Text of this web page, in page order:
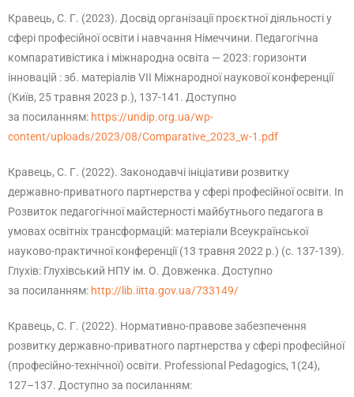
Кравець, С. Г. (2023). Досвід організації проєктної діяльності у
сфері професійної освіти і навчання Німеччини. Педагогічна
компаративістика і міжнародна освіта — 2023: горизонти
інновацій : зб. матеріалів VІІ Міжнародної наукової конференції
(Київ, 25 травня 2023 р.), 137-141. Доступно
за посиланням: https://undip.org.ua/wp-
content/uploads/2023/08/Comparative_2023_w-1.pdf
Кравець, С. Г. (2022). Законодавчі ініціативи розвитку
державно-приватного партнерства у сфері професійної освіти. In
Розвиток педагогічної майстерності майбутнього педагога в
умовах освітніх трансформацій: матеріали Всеукраїнської
науково-практичної конференції (13 травня 2022 р.) (с. 137-139).
Глухів: Глухівський НПУ ім. О. Довженка. Доступно
за посиланням: http://lib.iitta.gov.ua/733149/
Кравець, C. Г. (2022). Нормативно-правове забезпечення
розвитку державно-приватного партнерства у сфері професійної
(професійно-технічної) освіти. Professional Pedagogics, 1(24),
127–137. Доступно за посиланням: